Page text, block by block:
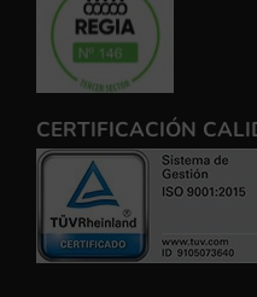
CERTIFICACIÓN